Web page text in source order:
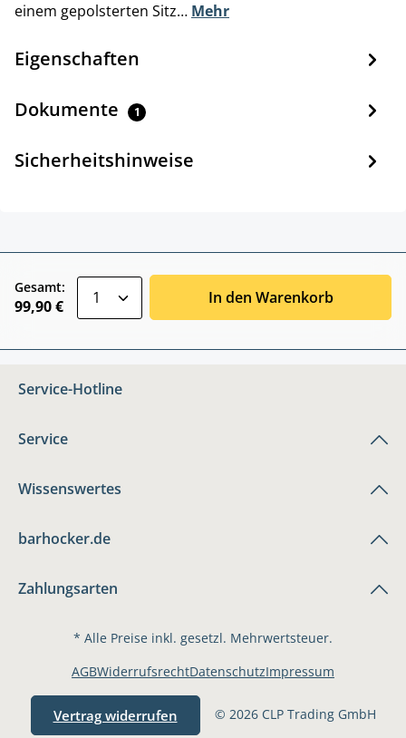
einem gepolsterten Sitz… Mehr
Eigenschaften
Dokumente 1
Sicherheitshinweise
Gesamt:
99,90 € In den Warenkorb
Service-Hotline
Service
Wissenswertes
barhocker.de
Zahlungsarten
* Alle Preise inkl. gesetzl. Mehrwertsteuer.
Vertrag widerrufen © 2026 CLP Trading GmbH
AGBWiderrufsrechtDatenschutzImpressum